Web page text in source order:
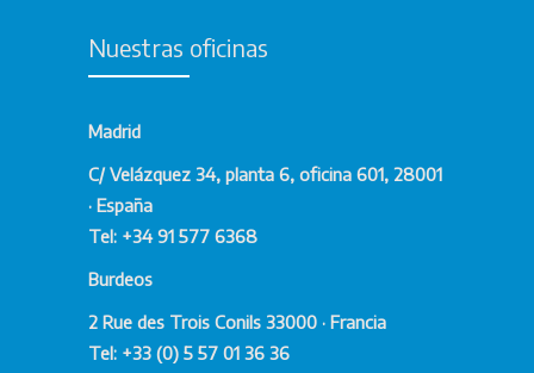
Nuestras oficinas
Madrid
C/ Velázquez 34, planta 6, oficina 601, 28001
· España
Tel: +34 91 577 6368
Burdeos
2 Rue des Trois Conils 33000 · Francia
Tel: +33 (0) 5 57 01 36 36